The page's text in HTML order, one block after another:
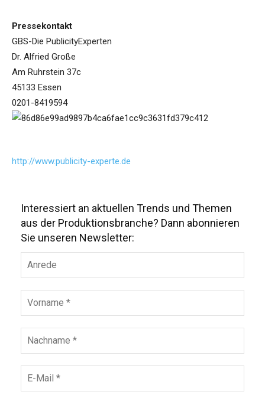
Pressekontakt
GBS-Die PublicityExperten
Dr. Alfried Große
Am Ruhrstein 37c
45133 Essen
0201-8419594
http://www.publicity-experte.de
Interessiert an aktuellen Trends und Themen
aus der Produktionsbranche? Dann abonnieren
Sie unseren Newsletter: